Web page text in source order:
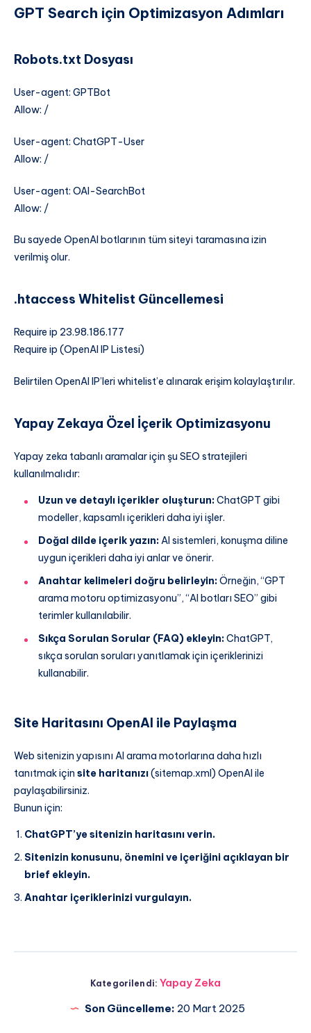
GPT Search için Optimizasyon Adımları
Robots.txt Dosyası
User-agent: GPTBot
Allow: /
User-agent: ChatGPT-User
Allow: /
User-agent: OAI-SearchBot
Allow: /
Bu sayede OpenAI botlarının tüm siteyi taramasına izin
verilmiş olur.
.htaccess Whitelist Güncellemesi
Require ip 23.98.186.177
Require ip (OpenAI IP Listesi)
Belirtilen OpenAI IP’leri whitelist’e alınarak erişim kolaylaştırılır.
Yapay Zekaya Özel İçerik Optimizasyonu
Yapay zeka tabanlı aramalar için şu SEO stratejileri
kullanılmalıdır:
Uzun ve detaylı içerikler oluşturun:ChatGPT gibi
modeller, kapsamlı içerikleri daha iyi işler.
Doğal dilde içerik yazın:AI sistemleri, konuşma diline
uygun içerikleri daha iyi anlar ve önerir.
Anahtar kelimeleri doğru belirleyin:Örneğin, “GPT
arama motoru optimizasyonu”, “AI botları SEO” gibi
terimler kullanılabilir.
Sıkça Sorulan Sorular (FAQ) ekleyin:ChatGPT,
sıkça sorulan soruları yanıtlamak için içeriklerinizi
kullanabilir.
Site Haritasını OpenAI ile Paylaşma
Web sitenizin yapısını AI arama motorlarına daha hızlı
tanıtmak için site haritanızı(sitemap.xml) OpenAI ile
paylaşabilirsiniz.
Bunun için:
ChatGPT’ye sitenizin haritasını verin.
Sitenizin konusunu, önemini ve içeriğini açıklayan bir
brief ekleyin.
Anahtar içeriklerinizi vurgulayın.
Kategorilendi: Yapay Zeka
Son Güncelleme: 20 Mart 2025